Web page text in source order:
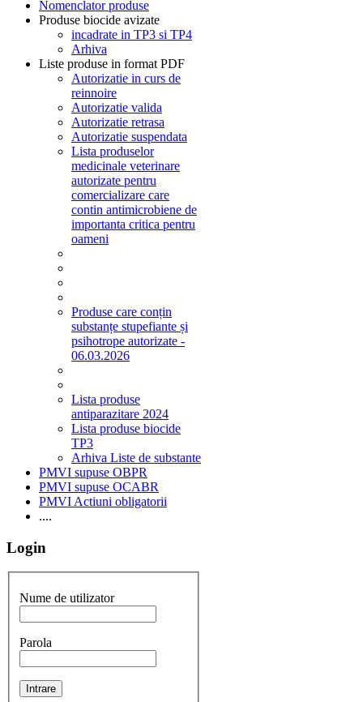
Nomenclator produse
Produse biocide avizate
incadrate in TP3 si TP4
Arhiva
Liste produse in format PDF
Autorizatie in curs de
reinnoire
Autorizatie valida
Autorizatie retrasa
Autorizatie suspendata
Lista produselor
medicinale veterinare
autorizate pentru
comercializare care
contin antimicrobiene de
importanta critica pentru
oameni
Produse care conțin
substanțe stupefiante și
psihotrope autorizate -
06.03.2026
Lista produse
antiparazitare 2024
Lista produse biocide
TP3
Arhiva Liste de substante
PMVI supuse OBPR
PMVI supuse OCABR
PMVI Actiuni obligatorii
....
Login
Nume de utilizator
Parola